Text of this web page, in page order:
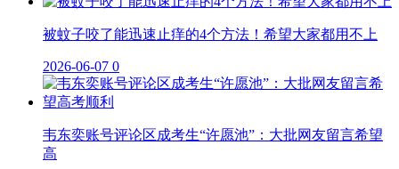
被蚊子咬了能迅速止痒的4个方法！希望大家都用不上
2026-06-07 0
韦东奕账号评论区成考生“许愿池”：大批网友留言希望
高